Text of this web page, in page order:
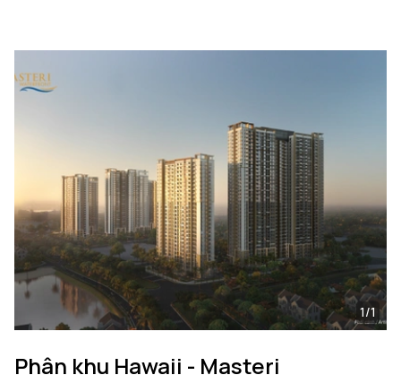
1/1
Phân khu Hawaii - Masteri